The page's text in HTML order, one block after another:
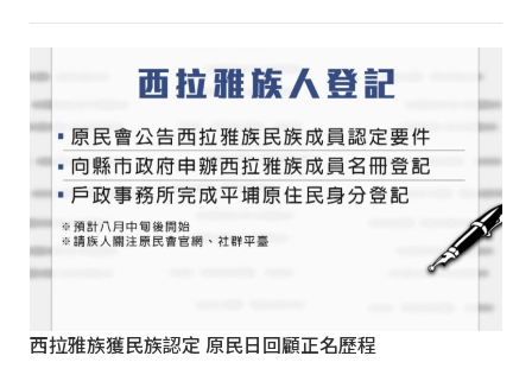
西拉雅族獲民族認定 原民日回顧正名歷程